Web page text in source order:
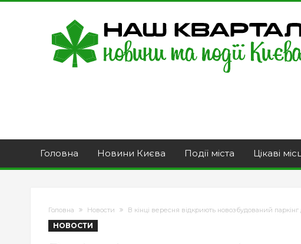
Головна Новини Києва Події міста Цікаві
Головна Новости В кінці вересня відкриють новозбудований паркінг
НОВОСТИ